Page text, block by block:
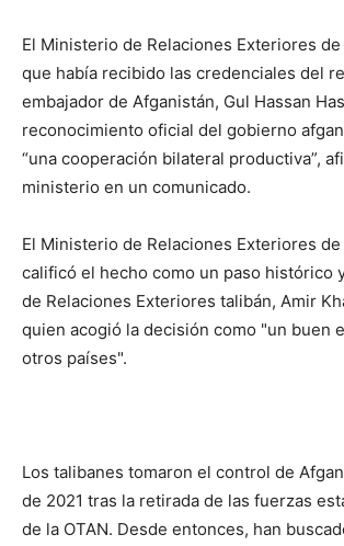
El Ministerio de Relaciones Exteriores
que había recibido las credenciales del
embajador de Afganistán, Gul Hassan
reconocimiento oficial del gobierno
“una cooperación bilateral productiva”,
ministerio en un comunicado.
El Ministerio de Relaciones Exteriores
calificó el hecho como un paso histórico
de Relaciones Exteriores talibán, Amir
quien acogió la decisión como "un buen
otros países".
Los talibanes tomaron el control de
de 2021 tras la retirada de las fuerzas
de la OTAN. Desde entonces, han